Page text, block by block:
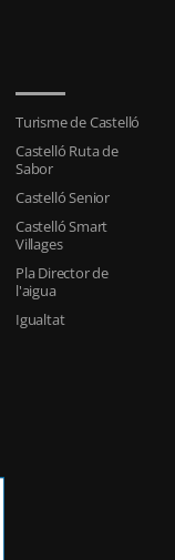
Turisme de Castelló
Castelló Ruta de
Sabor
Castelló Senior
Castelló Smart
Villages
Pla Director de
l'aigua
Igualtat